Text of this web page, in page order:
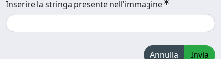
Inserire la stringa presente nell'immagine
Annulla Invia